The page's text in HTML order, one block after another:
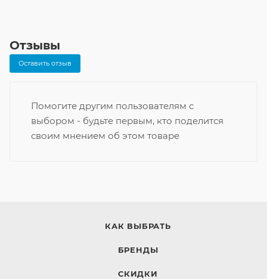
Отзывы
Оставить отзыв
Помогите другим пользователям с
выбором - будьте первым, кто поделится
своим мнением об этом товаре
КАК ВЫБРАТЬ
БРЕНДЫ
СКИДКИ